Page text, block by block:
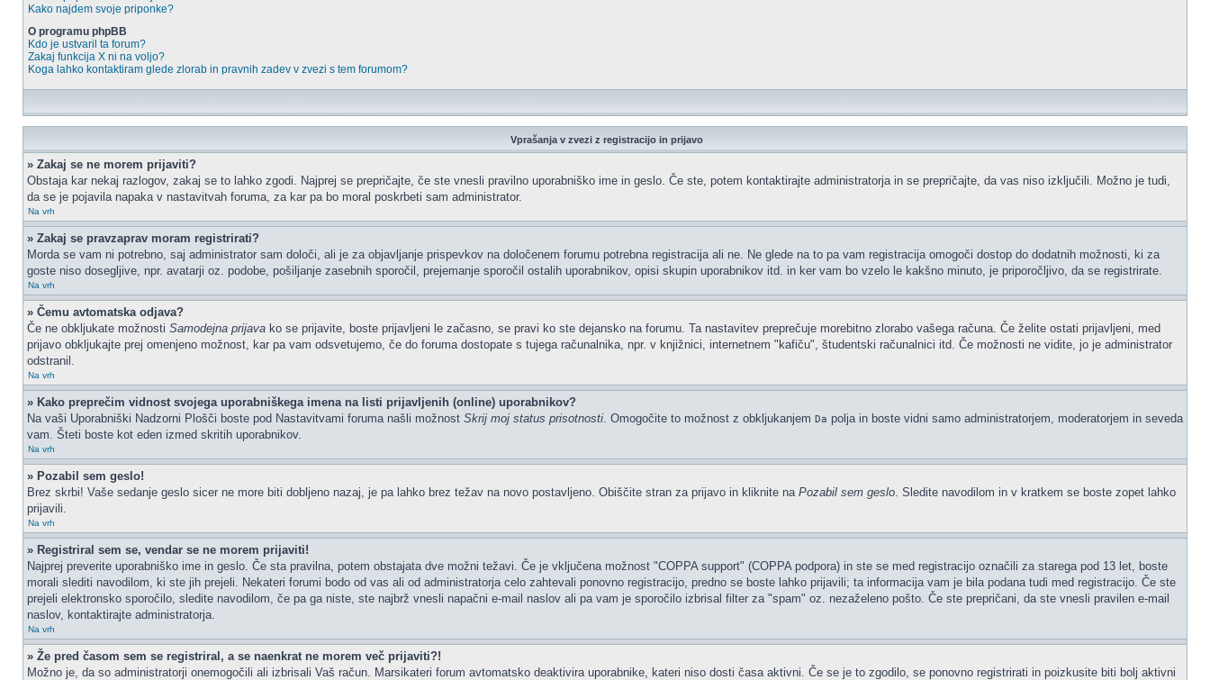
Kako najdem svoje priponke?
O programu phpBB
Kdo je ustvaril ta forum?
Zakaj funkcija X ni na voljo?
Koga lahko kontaktiram glede zlorab in pravnih zadev v zvezi s tem forumom?
Vprašanja v zvezi z registracijo in prijavo
» Zakaj se ne morem prijaviti?
Obstaja kar nekaj razlogov, zakaj se to lahko zgodi. Najprej se prepričajte, če ste vnesli pravilno uporabniško ime in geslo. Če ste, potem kontaktirajte administratorja in se prepričajte, da vas niso izključili. Možno je tudi,
da se je pojavila napaka v nastavitvah foruma, za kar pa bo moral poskrbeti sam administrator.
Na vrh
» Zakaj se pravzaprav moram registrirati?
Morda se vam ni potrebno, saj administrator sam določi, ali je za objavljanje prispevkov na določenem forumu potrebna registracija ali ne. Ne glede na to pa vam registracija omogoči dostop do dodatnih možnosti, ki za
goste niso dosegljive, npr. avatarji oz. podobe, pošiljanje zasebnih sporočil, prejemanje sporočil ostalih uporabnikov, opisi skupin uporabnikov itd. in ker vam bo vzelo le kakšno minuto, je priporočljivo, da se registrirate.
Na vrh
» Čemu avtomatska odjava?
Če ne obkljukate možnosti Samodejna prijava ko se prijavite, boste prijavljeni le začasno, se pravi ko ste dejansko na forumu. Ta nastavitev preprečuje morebitno zlorabo vašega računa. Če želite ostati prijavljeni, med
prijavo obkljukajte prej omenjeno možnost, kar pa vam odsvetujemo, če do foruma dostopate s tujega računalnika, npr. v knjižnici, internetnem "kafiču", študentski računalnici itd. Če možnosti ne vidite, jo je administrator
odstranil.
Na vrh
» Kako preprečim vidnost svojega uporabniškega imena na listi prijavljenih (online) uporabnikov?
Na vaši Uporabniški Nadzorni Plošči boste pod Nastavitvami foruma našli možnost Skrij moj status prisotnosti. Omogočite to možnost z obkljukanjem Da polja in boste vidni samo administratorjem, moderatorjem in seveda
vam. Šteti boste kot eden izmed skritih uporabnikov.
Na vrh
» Pozabil sem geslo!
Brez skrbi! Vaše sedanje geslo sicer ne more biti dobljeno nazaj, je pa lahko brez težav na novo postavljeno. Obiščite stran za prijavo in kliknite na Pozabil sem geslo. Sledite navodilom in v kratkem se boste zopet lahko
prijavili.
Na vrh
» Registriral sem se, vendar se ne morem prijaviti!
Najprej preverite uporabniško ime in geslo. Če sta pravilna, potem obstajata dve možni težavi. Če je vključena možnost "COPPA support" (COPPA podpora) in ste se med registracijo označili za starega pod 13 let, boste
morali slediti navodilom, ki ste jih prejeli. Nekateri forumi bodo od vas ali od administratorja celo zahtevali ponovno registracijo, predno se boste lahko prijavili; ta informacija vam je bila podana tudi med registracijo. Če ste
prejeli elektronsko sporočilo, sledite navodilom, če pa ga niste, ste najbrž vnesli napačni e-mail naslov ali pa vam je sporočilo izbrisal filter za "spam" oz. nezaželeno pošto. Če ste prepričani, da ste vnesli pravilen e-mail
naslov, kontaktirajte administratorja.
Na vrh
» Že pred časom sem se registriral, a se naenkrat ne morem več prijaviti?!
Možno je, da so administratorji onemogočili ali izbrisali Vaš račun. Marsikateri forum avtomatsko deaktivira uporabnike, kateri niso dosti časa aktivni. Če se je to zgodilo, se ponovno registrirati in poizkusite biti bolj aktivni